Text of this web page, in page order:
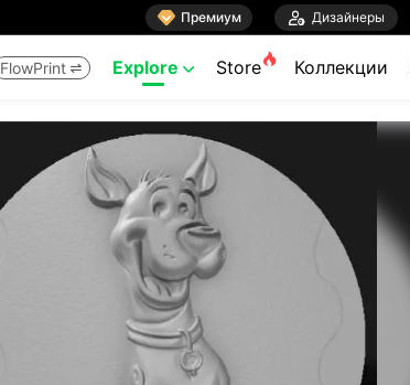
 Премиум  Дизайнеры
FlowPrint  Explore  Store Коллекции